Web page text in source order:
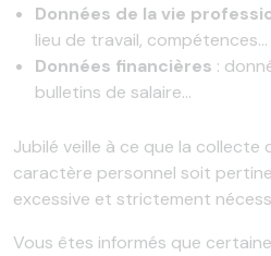
Données de la vie
lieu de travail, compétences…
Données financières :
bulletins de salaire…
Jubilé veille à ce que la collecte
caractère personnel soit
excessive et strictement
Vous êtes informés que